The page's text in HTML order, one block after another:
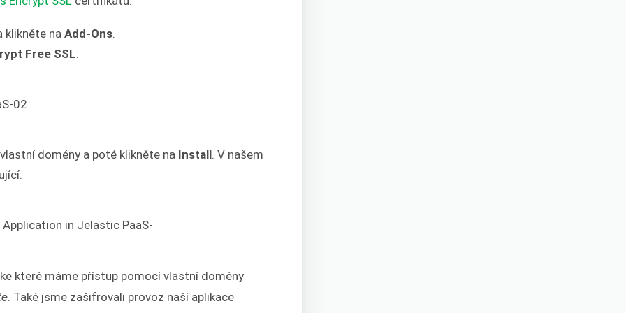
klikněte naAdd-Ons
Free SSL:
domény a poté klikněte na Install . V našem
které máme přístup pomocí vlastní domény
. Také jsme zašifrovali provoz naší aplikace